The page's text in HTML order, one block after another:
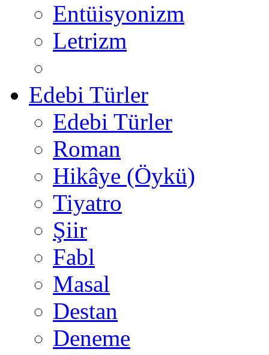
Entüisyonizm
Letrizm
Edebi Türler
Edebi Türler
Roman
Hikâye (Öykü)
Tiyatro
Şiir
Fabl
Masal
Destan
Deneme